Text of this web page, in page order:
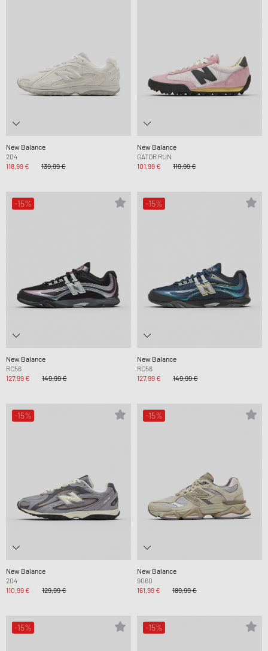
New Balance
204
118,99 €
139,99 €
New Balance
GATOR RUN
101,99 €
119,99 €
-15%
New Balance
RC56
127,99 €
149,99 €
-15%
New Balance
RC56
127,99 €
149,99 €
-15%
New Balance
204
110,99 €
129,99 €
-15%
New Balance
9060
161,99 €
189,99 €
-15% -15%